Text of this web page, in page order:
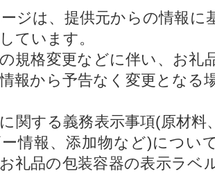
ジは、提供元からの情報に
ています。
規格変更などに伴い、お礼
報から予告なく変更となる
関する義務表示事項(原材料
情報、添加物など)につい
礼品の包装容器の表示ラベ